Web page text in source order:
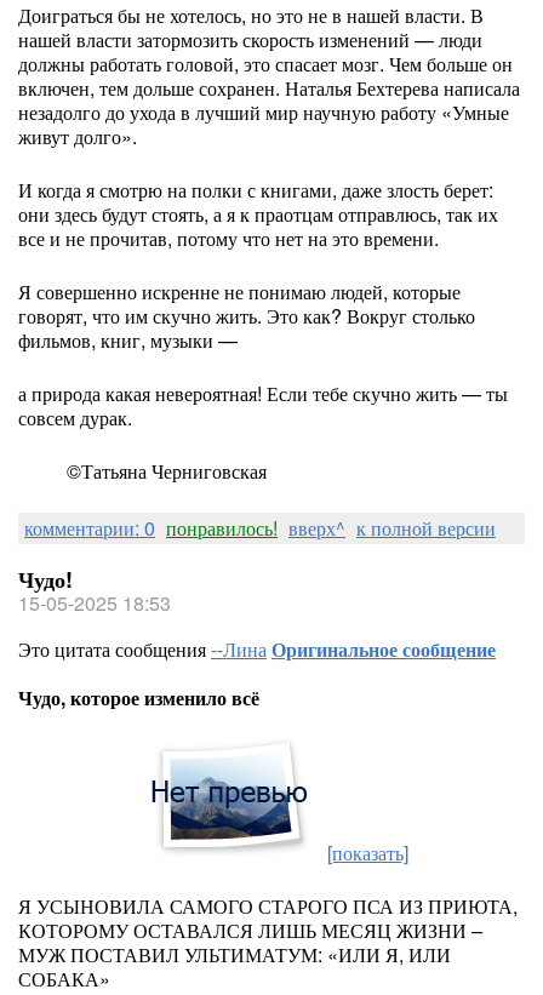
До­играться бы не хотелось, но это не в нашей власти. В
нашей власти затормозить скорость изменений — люди
должны работать головой, это спасает мозг. Чем больше он
включен, тем дольше сохранен. Наталья Бехтерева написала
незадолго до ухода в лучший мир научную работу «Умные
живут долго».
И когда я смотрю на полки с книгами, даже злость берет:
они здесь будут стоять, а я к праотцам отправлюсь, так их
все и не прочитав, потому что нет на это времени.
Я совершенно искренне не понимаю людей, которые
говорят, что им скучно жить. Это как? Вокруг столько
фильмов, книг, музыки —
а при­рода какая невероятная! Если тебе скучно жить — ты
совсем дурак.
©Татьяна Черниговская
комментарии: 0 понравилось! вверх^ к полной версии
Чудо!
15-05-2025 18:53
Это цитата сообщения--ЛинаОригинальное сообщение
Чудо, которое изменило всё
[показать]
Я УСЫНОВИЛА САМОГО СТАРОГО ПСА ИЗ ПРИЮТА,
КОТОРОМУ ОСТАВАЛСЯ ЛИШЬ МЕСЯЦ ЖИЗНИ –
МУЖ ПОСТАВИЛ УЛЬТИМАТУМ: «ИЛИ Я, ИЛИ
СОБАКА»